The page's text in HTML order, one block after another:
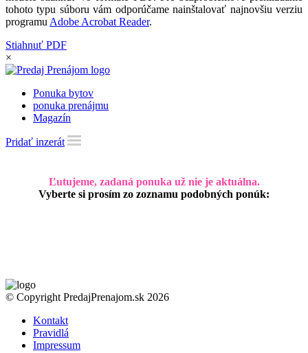
tohoto typu súboru vám odporúčame nainštalovať najnovšiu verziu
programu Adobe Acrobat Reader.
Stiahnuť PDF
×
Ponuka bytov
ponuka prenájmu
Magazín
Pridať inzerát
Ľutujeme, zadaná ponuka už nie je aktuálna.
Vyberte si prosím zo zoznamu podobných ponúk:
© Copyright PredajPrenajom.sk 2026
Kontakt
Pravidlá
Impressum